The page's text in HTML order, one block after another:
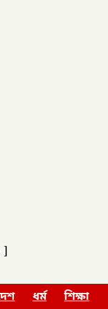
]
ধর্ম শিক্ষা